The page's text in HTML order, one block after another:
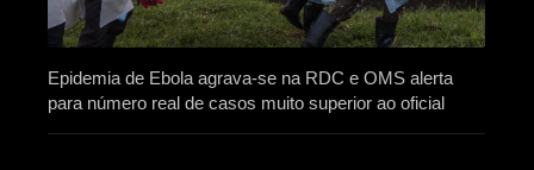
Epidemia de Ebola agrava-se na RDC e OMS alerta
para número real de casos muito superior ao oficial